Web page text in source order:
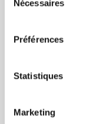
Nécessaires
Préférences
Statistiques
Marketing
l’industrie tech suisse a
approvisionnement en